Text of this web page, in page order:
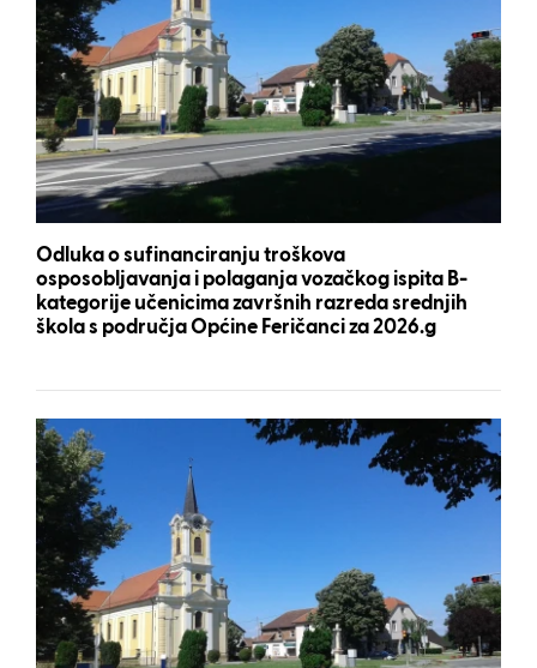
Odluka o sufinanciranju troškova
osposobljavanja i polaganja vozačkog ispita B-
kategorije učenicima završnih razreda srednjih
škola s područja Općine Feričanci za 2026.g